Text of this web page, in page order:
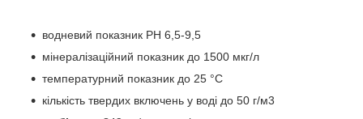
водневий показник PH 6,5-9,5
мінералізаційний показник до 1500 мкг/л
температурний показник до 25 °C
кількість твердих включень у воді до 50 г/м3